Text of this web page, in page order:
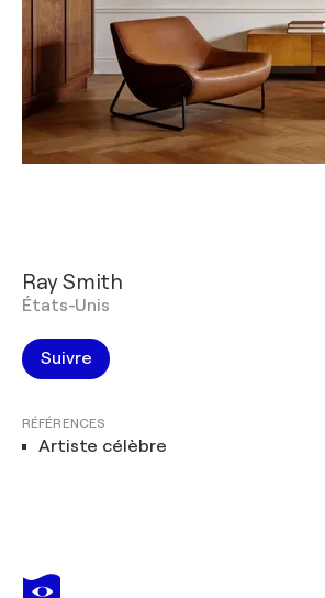
Ray Smith
États-Unis
Suivre
RÉFÉRENCES
Artiste célèbre